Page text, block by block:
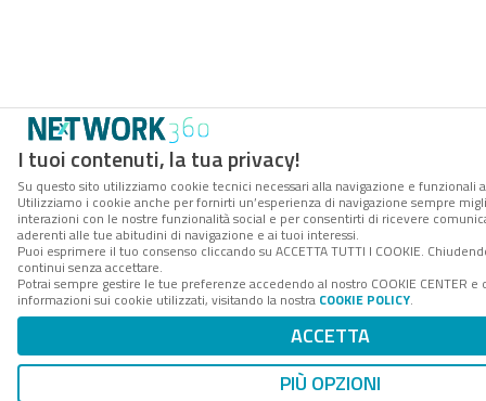
I tuoi contenuti, la tua privacy!
Su questo sito utilizziamo cookie tecnici necessari alla navigazione e funzionali
Utilizziamo i cookie anche per fornirti un’esperienza di navigazione sempre
interazioni con le nostre funzionalità social e per consentirti di ricevere
aderenti alle tue abitudini di navigazione e ai tuoi interessi.
Puoi esprimere il tuo consenso cliccando su ACCETTA TUTTI I COOKIE.
continui senza accettare.
Potrai sempre gestire le tue preferenze accedendo al nostro COOKIE CENTER
informazioni sui cookie utilizzati, visitando la nostra COOKIE POLICY.
ACCETTA
PIÙ OPZIONI